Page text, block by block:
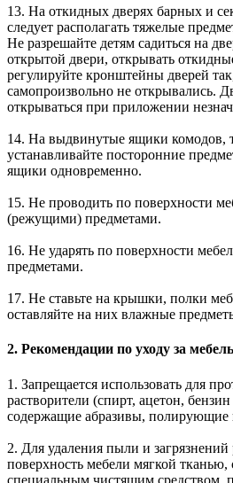
13. На откидных дверях барных и
следует располагать тяжелые
Не разрешайте детям садиться на
открытой двери, открывать
регулируйте кронштейны дверей
самопроизвольно не открывались.
открываться при приложении
14. На выдвинутые ящики комодов,
устанавливайте посторонние
ящики одновременно.
15. Не проводить по поверхности
(режущими) предметами.
16. Не ударять по поверхности
предметами.
17. Не ставьте на крышки, полки
оставляйте на них влажные
2. Рекомендации по уходу за
1. Запрещается использовать для
растворители (спирт, ацетон,
содержащие абразивы, полирующие
2. Для удаления пыли и загрязнений
поверхность мебели мягкой тканью,
специальным чистящим средством,